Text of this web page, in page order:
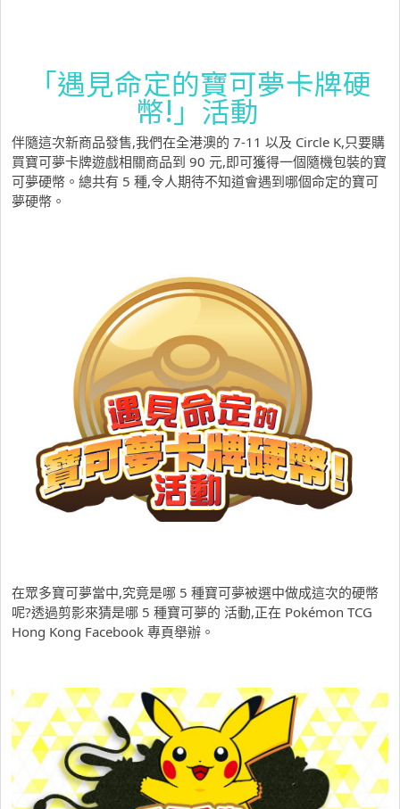
「遇見命定的寶可夢卡牌硬
幣!」活動
伴隨這次新商品發售,我們在全港澳的 7-11 以及 Circle K,只要購
買寶可夢卡牌遊戲相關商品到 90 元,即可獲得一個隨機包裝的寶
可夢硬幣。總共有 5 種,令人期待不知道會遇到哪個命定的寶可
夢硬幣。
在眾多寶可夢當中,究竟是哪 5 種寶可夢被選中做成這次的硬幣
呢?透過剪影來猜是哪 5 種寶可夢的 活動,正在 Pokémon TCG
Hong Kong Facebook 專頁舉辦。